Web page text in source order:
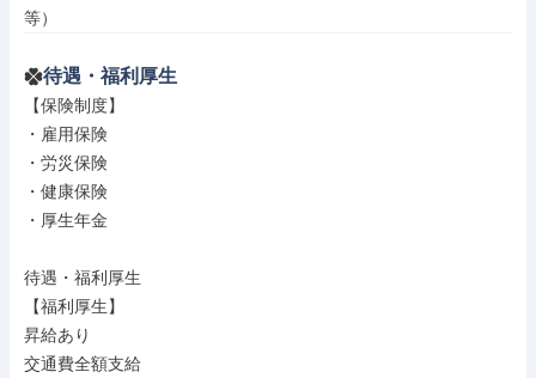
等）
待遇・福利厚生
【保険制度】
・雇用保険
・労災保険
・健康保険
・厚生年金
待遇・福利厚生
【福利厚生】
昇給あり
交通費全額支給